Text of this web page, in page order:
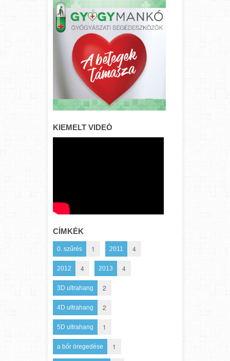
KIEMELT VIDEÓ
CÍMKÉK
0. szűrés 1 2011 4
2012 4 2013 4
3D ultrahang 2
4D ultrahang 2
5D ultrahang 1
a bőr öregedése 1